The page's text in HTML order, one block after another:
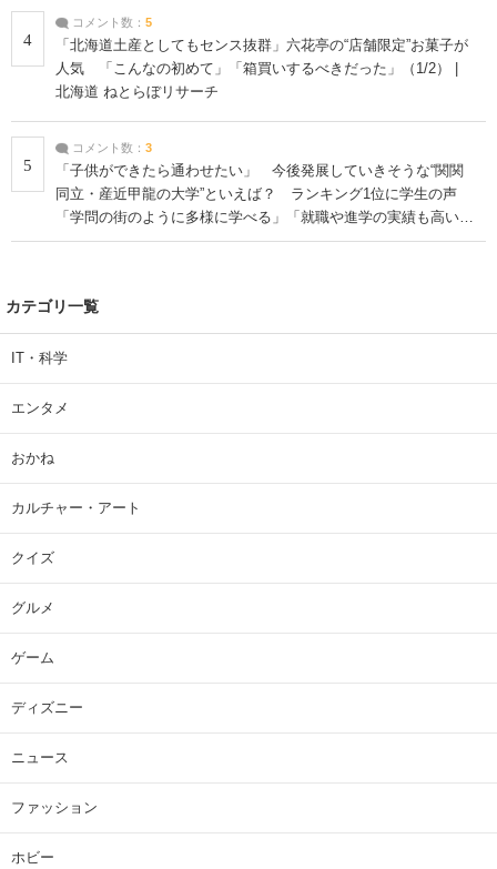
4
コメント数： 5
「北海道土産としてもセンス抜群」六花亭の“店舗限定”お菓子が
人気 「こんなの初めて」「箱買いするべきだった」（1/2） |
北海道 ねとらぼリサーチ
5
コメント数： 3
「子供ができたら通わせたい」 今後発展していきそうな“関関
同立・産近甲龍の大学”といえば？ ランキング1位に学生の声
「学問の街のように多様に学べる」「就職や進学の実績も高い」
| 大学 ねとらぼリサーチ
カテゴリ一覧
IT・科学
エンタメ
おかね
カルチャー・アート
クイズ
グルメ
ゲーム
ディズニー
ニュース
ファッション
ホビー